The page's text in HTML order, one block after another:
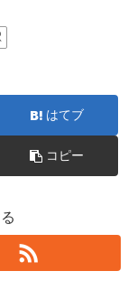
はてブ
コピー